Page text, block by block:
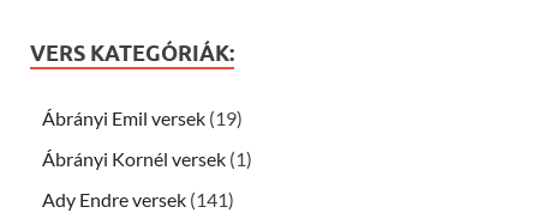
VERS KATEGÓRIÁK:
Ábrányi Emil versek (19)
Ábrányi Kornél versek (1)
Ady Endre versek (141)